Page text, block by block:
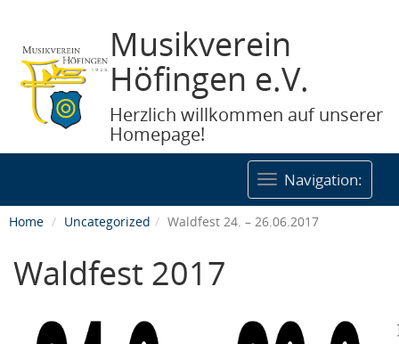
Musikverein
Höfingen e.V.
Herzlich willkommen auf unserer
Homepage!
Navigation:
Home Uncategorized Waldfest 24. – 26.06.2017
Waldfest 2017